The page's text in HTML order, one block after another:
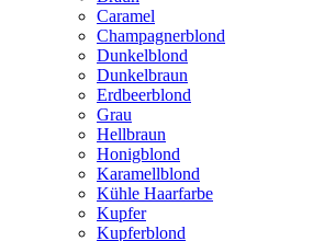
Caramel
Champagnerblond
Dunkelblond
Dunkelbraun
Erdbeerblond
Grau
Hellbraun
Honigblond
Karamellblond
Kühle Haarfarbe
Kupfer
Kupferblond